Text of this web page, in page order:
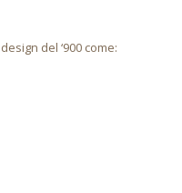
del ‘900 come: